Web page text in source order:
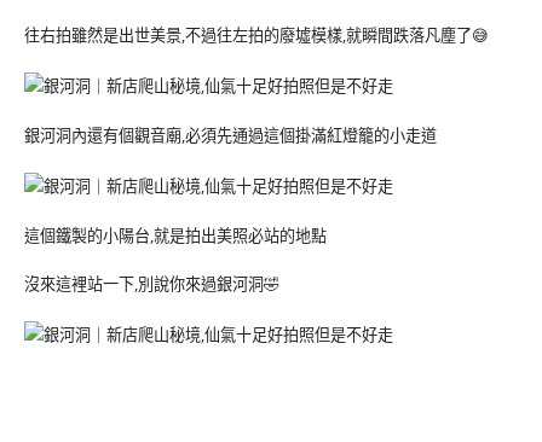
往右拍雖然是出世美景,不過往左拍的廢墟模樣,就瞬間跌落凡塵了😅
銀河洞內還有個觀音廟,必須先通過這個掛滿紅燈籠的小走道
這個鐵製的小陽台,就是拍出美照必站的地點
沒來這裡站一下,別說你來過銀河洞🤣